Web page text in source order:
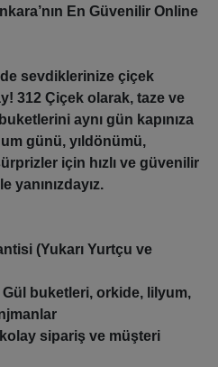
En Güvenilir Online
sevdiklerinize çiçek
312 Çiçek olarak, taze ve
aynı gün kapınıza
günü, yıldönümü,
için hızlı ve güvenilir
yanınızdayız.
(Yukarı Yurtçu ve
buketleri, orkide, lilyum,
sipariş ve müşteri